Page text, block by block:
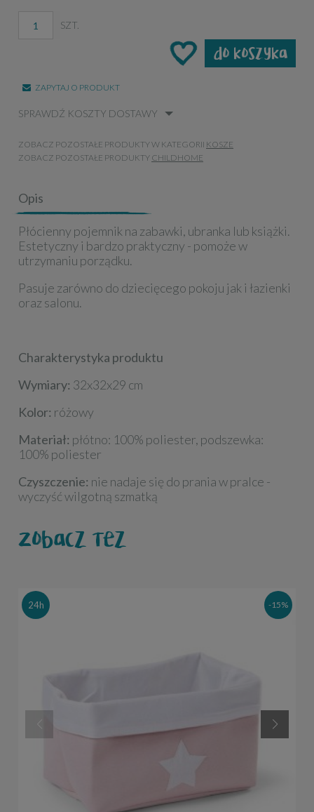
SZT.
do koszyka
ZAPYTAJ O PRODUKT
SPRAWDŹ KOSZTY DOSTAWY
ZOBACZ POZOSTAŁE PRODUKTY W KATEGORII KOSZE
ZOBACZ POZOSTAŁE PRODUKTY CHILDHOME
Opis
Płócienny pojemnik na zabawki, ubranka lub książki.
Estetyczny i bardzo praktyczny - pomoże w
utrzymaniu porządku.
Pasuje zarówno do dziecięcego pokoju jak i łazienki
oraz salonu.
Charakterystyka produktu
Wymiary: 32x32x29 cm
Kolor: różowy
Materiał: płótno: 100% poliester, podszewka:
100% poliester
Czyszczenie: nie nadaje się do prania w pralce -
wyczyść wilgotną szmatką
Zobacz też
-15%
24h